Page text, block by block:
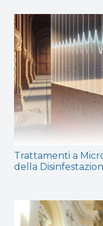
Trattamenti a
della